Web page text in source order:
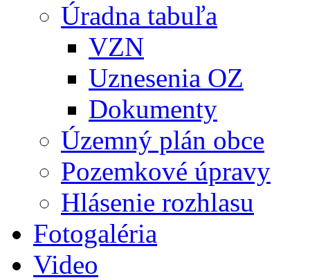
Úradna tabuľa
VZN
Uznesenia OZ
Dokumenty
Územný plán obce
Pozemkové úpravy
Hlásenie rozhlasu
Fotogaléria
Video